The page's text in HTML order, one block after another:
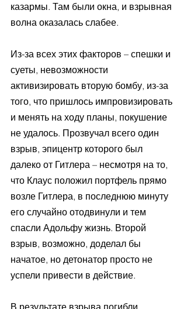
казармы. Там были окна, и взрывная
волна оказалась слабее.
Из-за всех этих факторов – спешки и
суеты, невозможности
активизировать вторую бомбу, из-за
того, что пришлось импровизировать
и менять на ходу планы, покушение
не удалось. Прозвучал всего один
взрыв, эпицентр которого был
далеко от Гитлера – несмотря на то,
что Клаус положил портфель прямо
возле Гитлера, в последнюю минуту
его случайно отодвинули и тем
спасли Адольфу жизнь. Второй
взрыв, возможно, доделал бы
начатое, но детонатор просто не
успели привести в действие.